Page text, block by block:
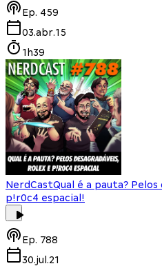
Ep. 459
03.abr.15
1h39
NerdCastQual é a pauta?
p!r0c4 espacial!
Ep. 788
30.jul.21